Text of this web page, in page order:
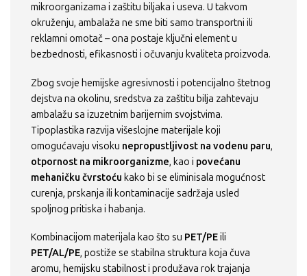
mikroorganizama i zaštitu biljaka i useva. U takvom
okruženju, ambalaža ne sme biti samo transportni ili
reklamni omotač – ona postaje ključni element u
bezbednosti, efikasnosti i očuvanju kvaliteta proizvoda.
Zbog svoje hemijske agresivnosti i potencijalno štetnog
dejstva na okolinu, sredstva za zaštitu bilja zahtevaju
ambalažu sa izuzetnim barijernim svojstvima.
Tipoplastika razvija višeslojne materijale koji
omogućavaju visoku nepropustljivost na vodenu paru,
otpornost na mikroorganizme, kao i povećanu
mehaničku čvrstoću kako bi se eliminisala mogućnost
curenja, prskanja ili kontaminacije sadržaja usled
spoljnog pritiska i habanja.
Kombinacijom materijala kao što su PET/PEili
PET/AL/PE, postiže se stabilna struktura koja čuva
aromu, hemijsku stabilnost i produžava rok trajanja